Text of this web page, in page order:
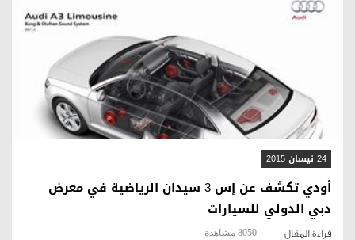
قراءة المقال
24 نيسان 2015
أودي تكشف عن إس 3 سيدان الرياضية في معرض
دبي الدولي للسيارات
قراءة المقال 8050 مشاهدة